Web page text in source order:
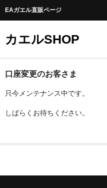
EAガエル直販ページ
カエルSHOP
ホーム
お得意さま割引
口座変更はこちら
口座変更のお客さま
只今メンテナンス中です。
しばらくお待ちください。